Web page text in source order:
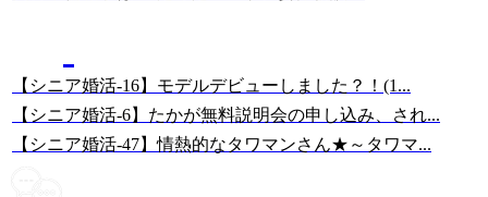
【シニア婚活-16】モデルデビューしました？！(1...
【シニア婚活-6】たかが無料説明会の申し込み、され...
【シニア婚活-47】情熱的なタワマンさん★～タワマ...